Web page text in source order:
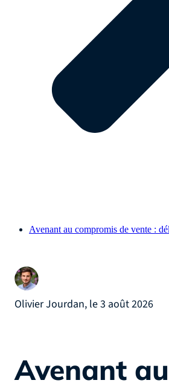
Avenant au compromis de vente :
Olivier Jourdan, le 3 août 2026
Avenant au